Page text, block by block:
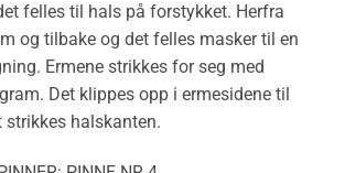
felles til hals på forstykket. Herfra
og tilbake og det felles masker til en
Ermene strikkes for seg med
Det klippes opp i ermesidene til
halskanten.